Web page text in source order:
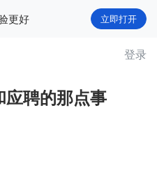
更好 立即打开
登录
应聘的那点事